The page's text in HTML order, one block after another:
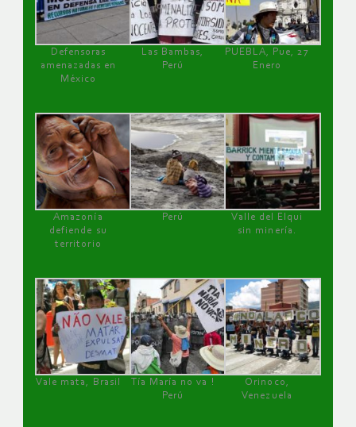
Defensoras
amenazadas en
México
Las Bambas,
Perú
PUEBLA, Pue, 27
Enero
Amazonía
defiende su
territorio
Perú
Valle del Elqui
sin minería.
Vale mata, Brasil
Tía María no va !
Perú
Orinoco,
Venezuela